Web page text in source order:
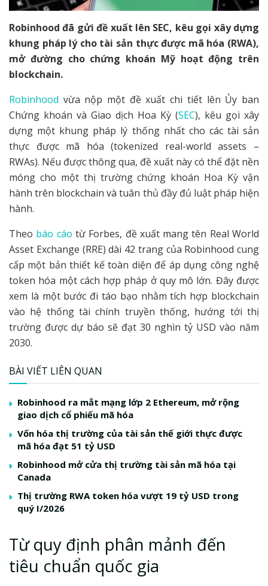
Robinhood đã gửi đề xuất lên SEC, kêu gọi xây dựng
khung pháp lý cho tài sản thực được mã hóa (RWA),
mở đường cho chứng khoán Mỹ hoạt động trên
blockchain.
Robinhood vừa nộp một đề xuất chi tiết lên Ủy ban
Chứng khoán và Giao dịch Hoa Kỳ (SEC), kêu gọi xây
dựng một khung pháp lý thống nhất cho các tài sản
thực được mã hóa (tokenized real-world assets –
RWAs). Nếu được thông qua, đề xuất này có thể đặt nền
móng cho một thị trường chứng khoán Hoa Kỳ vận
hành trên blockchain và tuân thủ đầy đủ luật pháp hiện
hành.
Theo báo cáo từ Forbes, đề xuất mang tên Real World
Asset Exchange (RRE) dài 42 trang của Robinhood cung
cấp một bản thiết kế toàn diện để áp dụng công nghệ
token hóa một cách hợp pháp ở quy mô lớn. Đây được
xem là một bước đi táo bạo nhằm tích hợp blockchain
vào hệ thống tài chính truyền thống, hướng tới thị
trường được dự báo sẽ đạt 30 nghìn tỷ USD vào năm
2030.
BÀI VIẾT LIÊN QUAN
Robinhood ra mắt mạng lớp 2 Ethereum, mở rộng
giao dịch cổ phiếu mã hóa
Vốn hóa thị trường của tài sản thế giới thực được
mã hóa đạt 51 tỷ USD
Robinhood mở cửa thị trường tài sản mã hóa tại
Canada
Thị trường RWA token hóa vượt 19 tỷ USD trong
quý I/2026
Từ quy định phân mảnh đến
tiêu chuẩn quốc gia